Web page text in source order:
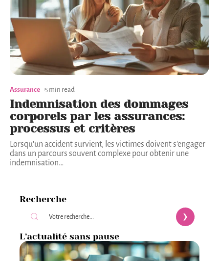
Assurance 5 min read
Indemnisation des dommages
corporels par les assurances:
processus et critères
Lorsqu'un accident survient, les victimes doivent s'engager
dans un parcours souvent complexe pour obtenir une
indemnisation…
Recherche
L’actualité sans pause